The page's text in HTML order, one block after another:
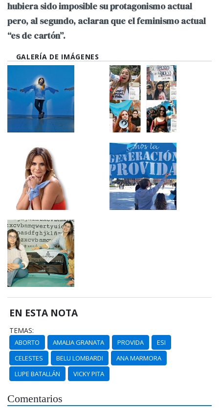
hubiera sido imposible su protagonismo actual
pero, al segundo, aclaran que el feminismo actual
“es de cartón”.
GALERÍA DE IMÁGENES
EN ESTA NOTA
TEMAS:
ABORTO AMALIA GRANATA PROVIDA
ESI
CELESTES
BELU LOMBARDI
ANA MARMORA
LUPE BATALLÁN
VICKY PITA
Comentarios